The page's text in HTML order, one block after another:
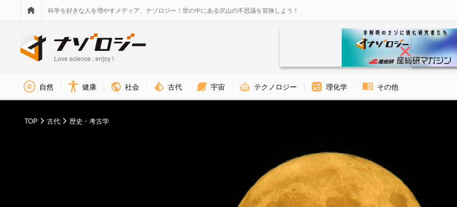
科学を好きな人を増やすメディア、ナゾロジー！世の中にある沢山の不思議を冒険しよう！
Love science , enjoy !
自然 健康 社会 古代 宇宙 テクノロジー 理化学 その他
TOP 古代 歴史・考古学